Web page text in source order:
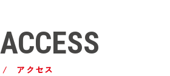
ACCESS
アクセス